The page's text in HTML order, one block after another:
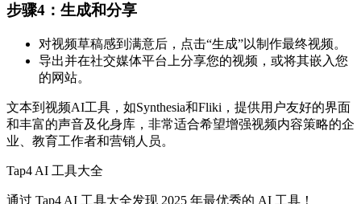
步骤4：生成和分享
对视频草稿感到满意后，点击“生成”以制作最终视频。
导出并在社交媒体平台上分享您的视频，或将其嵌入您
的网站。
文本到视频AI工具，如Synthesia和Fliki，提供用户友好的界面
和丰富的声音及化身库，非常适合希望增强视频内容策略的企
业、教育工作者和营销人员。
Tap4 AI 工具大全
通过 Tap4 AI 工具大全发现 2025 年最优秀的 AI 工具！